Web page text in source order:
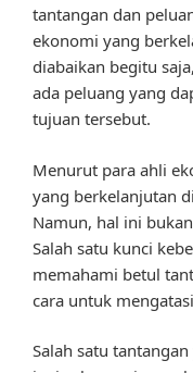
tantangan dan
ekonomi yang
diabaikan begitu
ada peluang yang
tujuan tersebut.
Menurut para ahli
yang berkelanjutan
Namun, hal ini
Salah satu kunci
memahami betul
cara untuk
Salah satu